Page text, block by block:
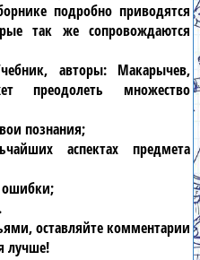
подробно приводятся
так же сопровождаются
авторы: Макарычев,
преодолеть множество
познания;
аспектах предмета
ошибки;
оставляйте комментарии
лучше!